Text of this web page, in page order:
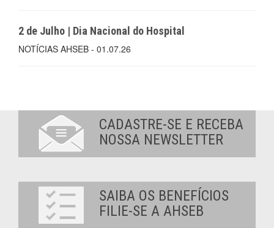
2 de Julho | Dia Nacional do Hospital
NOTÍCIAS AHSEB - 01.07.26
CADASTRE-SE E RECEBA
NOSSA NEWSLETTER
SAIBA OS BENEFÍCIOS
FILIE-SE A AHSEB